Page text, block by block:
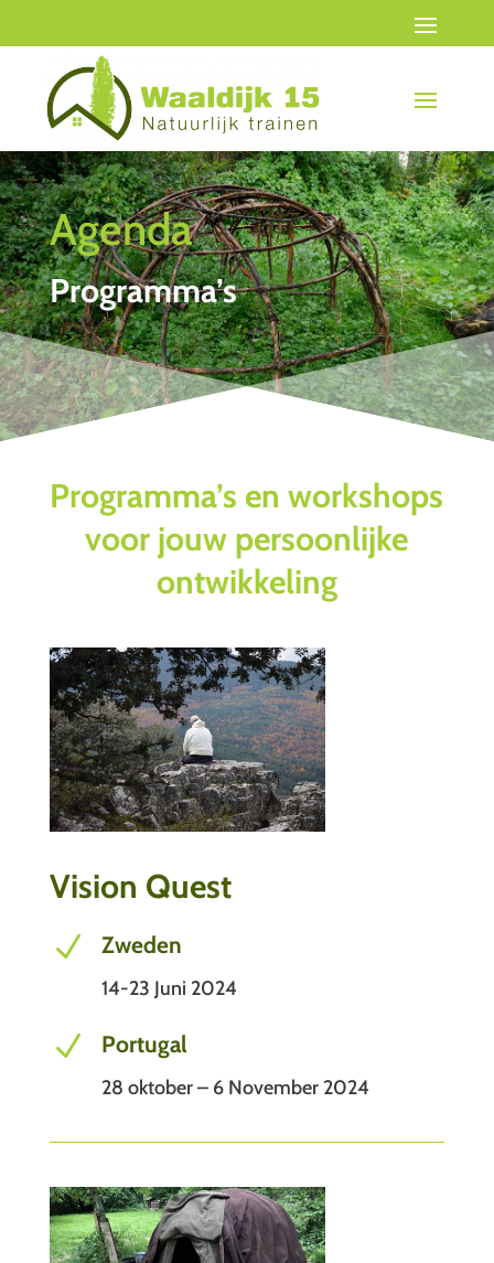
Agenda
Programma’s
Programma’s en workshops
voor jouw persoonlijke
ontwikkeling
Vision Quest
N Zweden
14-23 Juni 2024
N Portugal
28 oktober – 6 November 2024